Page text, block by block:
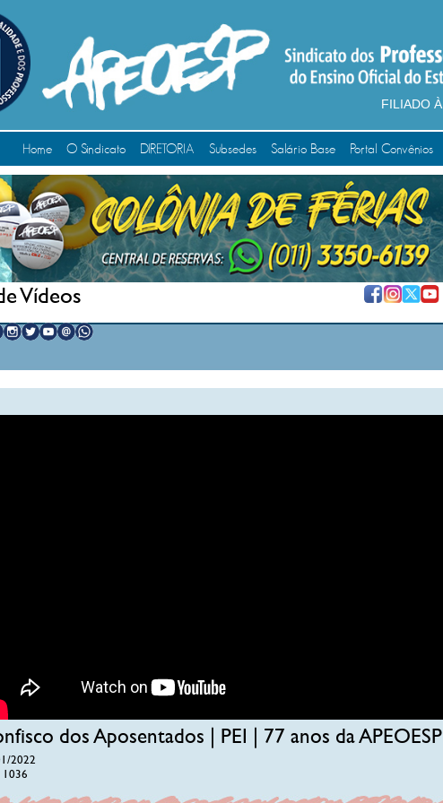
FILIADO À
Home O Sindicato DIRETORIA Subsedes Salário Base Portal Convênios
Vídeos
dos Aposentados | PEI | 77 anos da APEOESP
2022
1036